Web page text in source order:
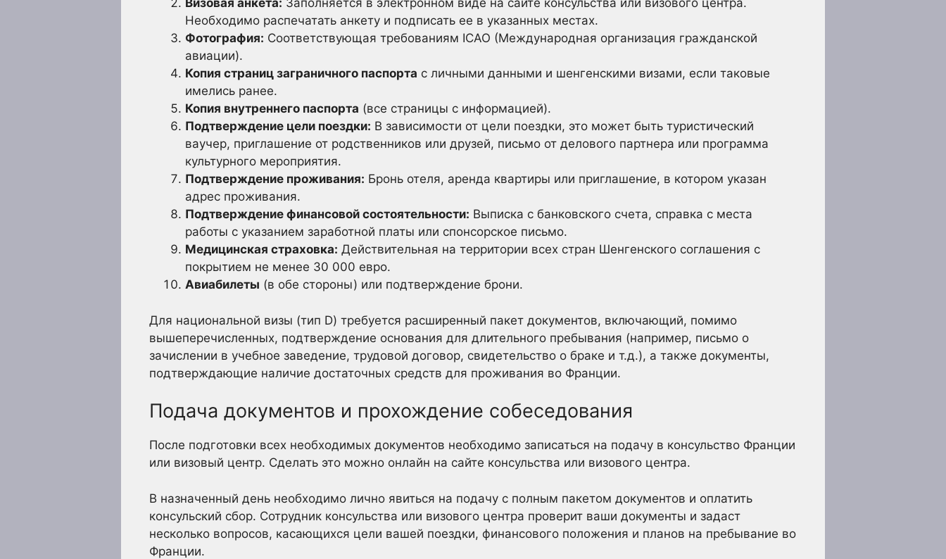
Визовая анкета: Заполняется в электронном виде на сайте консульства или визового центра.
Необходимо распечатать анкету и подписать ее в указанных местах.
Фотография: Соответствующая требованиям ICAO (Международная организация гражданской
авиации).
Копия страниц заграничного паспорта с личными данными и шенгенскими визами, если таковые
имелись ранее.
Копия внутреннего паспорта (все страницы с информацией).
Подтверждение цели поездки: В зависимости от цели поездки, это может быть туристический
ваучер, приглашение от родственников или друзей, письмо от делового партнера или программа
культурного мероприятия.
Подтверждение проживания: Бронь отеля, аренда квартиры или приглашение, в котором указан
адрес проживания.
Подтверждение финансовой состоятельности: Выписка с банковского счета, справка с места
работы с указанием заработной платы или спонсорское письмо.
Медицинская страховка: Действительная на территории всех стран Шенгенского соглашения с
покрытием не менее 30 000 евро.
Авиабилеты (в обе стороны) или подтверждение брони.
Для национальной визы (тип D) требуется расширенный пакет документов, включающий, помимо
вышеперечисленных, подтверждение основания для длительного пребывания (например, письмо о
зачислении в учебное заведение, трудовой договор, свидетельство о браке и т.д.), а также документы,
подтверждающие наличие достаточных средств для проживания во Франции.
Подача документов и прохождение собеседования
После подготовки всех необходимых документов необходимо записаться на подачу в консульство Франции
или визовый центр. Сделать это можно онлайн на сайте консульства или визового центра.
В назначенный день необходимо лично явиться на подачу с полным пакетом документов и оплатить
консульский сбор. Сотрудник консульства или визового центра проверит ваши документы и задаст
несколько вопросов, касающихся цели вашей поездки, финансового положения и планов на пребывание во
Франции.